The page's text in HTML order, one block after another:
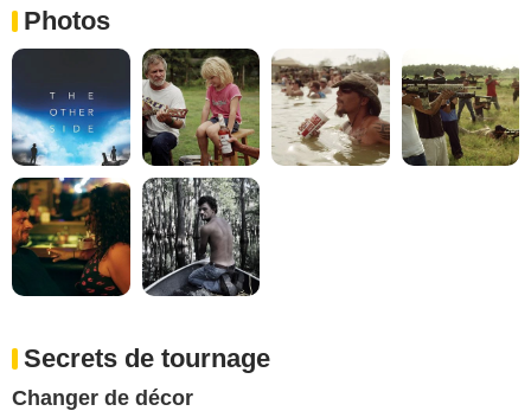
Photos
Secrets de tournage
Changer de décor